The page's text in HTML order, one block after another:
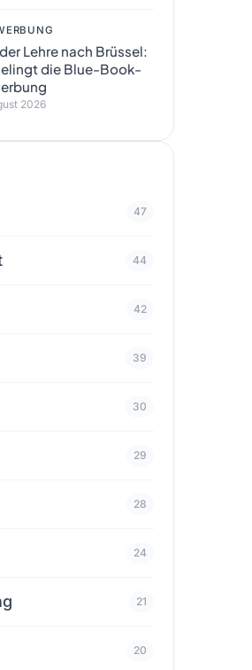
Lehre nach Brüssel:
die Blue-Book-
2026
47
44
42
39
30
29
28
24
21
20